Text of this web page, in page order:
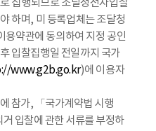
집행되므로 조달청전자입찰
하며, 미 등록업체는 조달청
용약관에 동의하여 지정 공인
입찰집행일 전일까지 국가
www.g2b.go.kr)에 이용자
참가, 「국가계약법 시행
입찰에 관한 서류를 부정하